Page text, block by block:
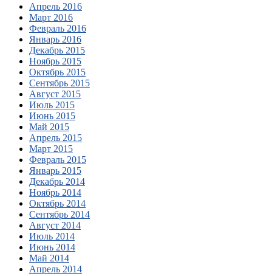
Апрель 2016
Март 2016
Февраль 2016
Январь 2016
Декабрь 2015
Ноябрь 2015
Октябрь 2015
Сентябрь 2015
Август 2015
Июль 2015
Июнь 2015
Май 2015
Апрель 2015
Март 2015
Февраль 2015
Январь 2015
Декабрь 2014
Ноябрь 2014
Октябрь 2014
Сентябрь 2014
Август 2014
Июль 2014
Июнь 2014
Май 2014
Апрель 2014